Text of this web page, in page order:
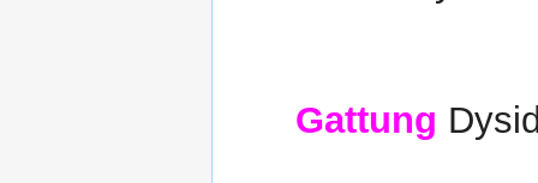
Gattung